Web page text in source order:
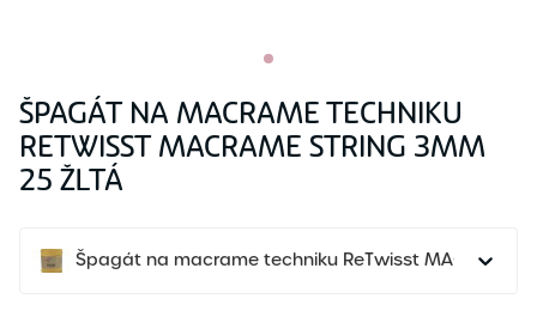
ŠPAGÁT NA MACRAME TECHNIKU
RETWISST MACRAME STRING 3MM
25 ŽLTÁ
Špagát na macrame techniku ReTwisst MACRAME